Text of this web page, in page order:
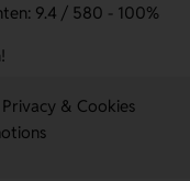
9.4 / 580 - 100%
Privacy & Cookies